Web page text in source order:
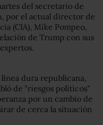
del secretario de
por el actual director de
(CIA), Mike Pompeo,
de Trump con sus
dura republicana,
de "riesgos políticos"
por un cambio de
de cerca la situación